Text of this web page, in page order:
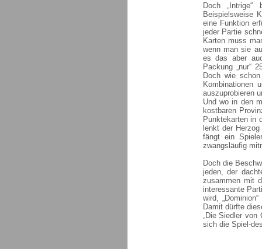
Doch
Beispielsweise
eine Funktion
jeder Partie
Karten muss
wenn man sie
es das aber
Packung „nur“
Doch wie
Kombinationen
auszuprobieren
Und wo in den
kostbaren
Punktekarten in
lenkt der
fängt ein
zwangsläufig
Doch die
jeden, der
zusammen mit
interessante
wird,
Damit dürfte
„Die Siedler von
sich die Spiel-